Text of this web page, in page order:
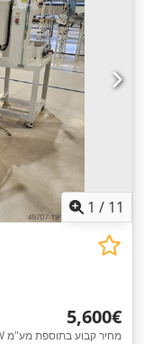
1 / 11
‏5,600 ‏€
EXW מחיר קבוע בתוספת מע"מ